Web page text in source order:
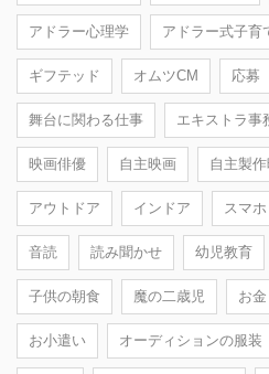
アドラー心理学 アドラー式子育
ギフテッド オムツCM 応募
舞台に関わる仕事 エキストラ事
映画俳優 自主映画 自主製
アウトドア インドア スマホ
音読 読み聞かせ 幼児教育
子供の朝食 魔の二歳児 お金
お小遣い オーディションの服装